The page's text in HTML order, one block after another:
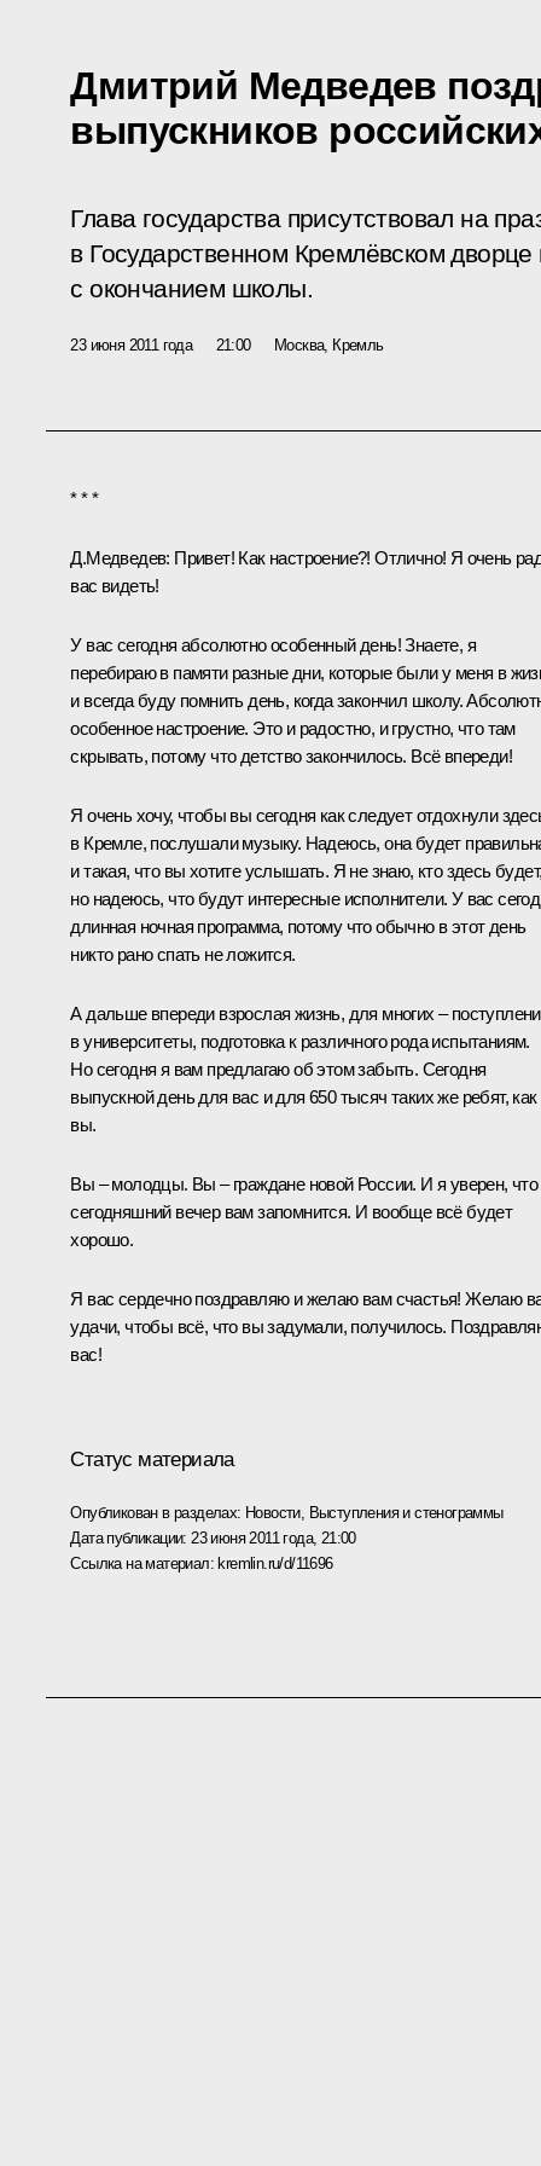
Дмитрий Медведев
выпускников
Глава государства присутствовал на
в Государственном Кремлёвском дворце
с окончанием школы.
23 июня 2011 года 21:00 Москва, Кремль
* * *
Д.Медведев: Привет! Как настроение?! Отлично! Я очень
вас видеть!
У вас сегодня абсолютно особенный день! Знаете, я
перебираю в памяти разные дни, которые были у меня в
и всегда буду помнить день, когда закончил школу.
особенное настроение. Это и радостно, и грустно, что там
скрывать, потому что детство закончилось. Всё впереди!
Я очень хочу, чтобы вы сегодня как следует отдохнули
в Кремле, послушали музыку. Надеюсь, она будет
и такая, что вы хотите услышать. Я не знаю, кто здесь
но надеюсь, что будут интересные исполнители. У вас
длинная ночная программа, потому что обычно в этот день
никто рано спать не ложится.
А дальше впереди взрослая жизнь, для многих –
в университеты, подготовка к различного рода испытаниям.
Но сегодня я вам предлагаю об этом забыть. Сегодня
выпускной день для вас и для 650 тысяч таких же ребят, как
вы.
Вы – молодцы. Вы – граждане новой России. И я уверен, что
сегодняшний вечер вам запомнится. И вообще всё будет
хорошо.
Я вас сердечно поздравляю и желаю вам счастья! Желаю
удачи, чтобы всё, что вы задумали, получилось.
вас!
Статус материала
Опубликован в разделах: Новости, Выступления и стенограммы
Дата публикации: 23 июня 2011 года, 21:00
Ссылка на материал: kremlin.ru/d/11696